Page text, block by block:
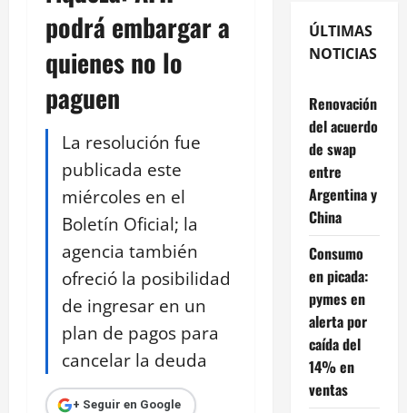
podrá embargar a
quienes no lo
paguen
La resolución fue
publicada este
miércoles en el
Boletín Oficial; la
agencia también
ofreció la posibilidad
de ingresar en un
plan de pagos para
cancelar la deuda
+ Seguir en Google
ÚLTIMAS
NOTICIAS
Renovación
del acuerdo
de swap
entre
Argentina y
China
Consumo
en picada:
pymes en
alerta por
caída del
14% en
ventas